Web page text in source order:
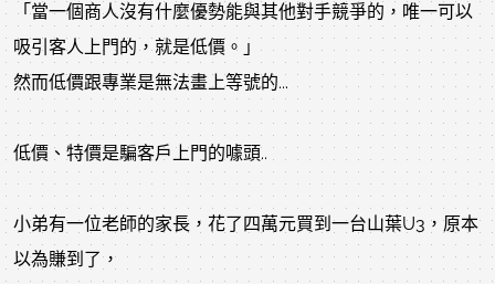
「當一個商人沒有什麼優勢能與其他對手競爭的，唯一可以
吸引客人上門的，就是低價。」
然而低價跟專業是無法畫上等號的...
低價、特價是騙客戶上門的噱頭..
小弟有一位老師的家長，花了四萬元買到一台山葉U3，原本
以為賺到了，